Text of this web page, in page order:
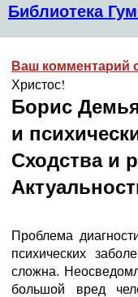
Библиотека
Ваш комментарий
Христос!
Борис
и
Cходства и
Проблема
психических
сложна.
большой вред